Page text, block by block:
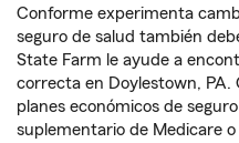
Conforme experimenta
seguro de salud también
State Farm le ayude a
correcta en Doylestown,
planes económicos de
suplementario de Medicare